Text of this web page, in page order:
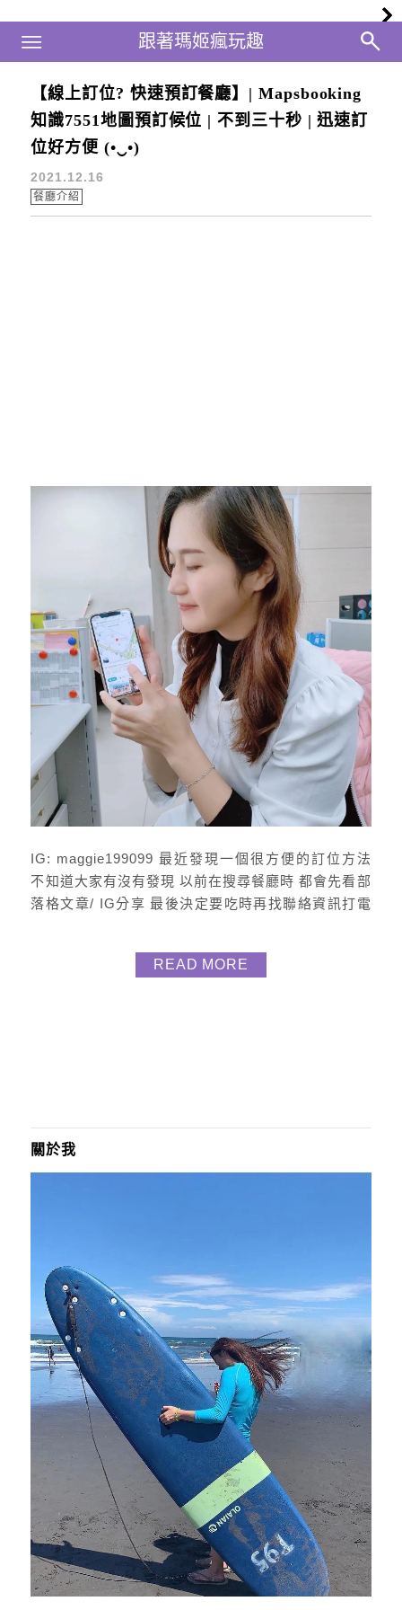
跟著瑪姬瘋玩趣
跟著瑪姬瘋玩趣
Main Menu
免費
【線上訂位? 快速預訂餐廳】| Mapsbooking
知識7551地圖預訂候位 | 不到三十秒 | 迅速訂
位好方便 (•‿•)
2021.12.16
餐廳介紹
IG: maggie199099 最近發現一個很方便的訂位方法
不知道大家有沒有發現 以前在搜尋餐廳時 都會先看部
落格文章/ IG分享 最後決定要吃時再找聯絡資訊打電
訂位> 按下去後 發現竟然可以訂位、候位 (不需一分
READ MORE
關於我